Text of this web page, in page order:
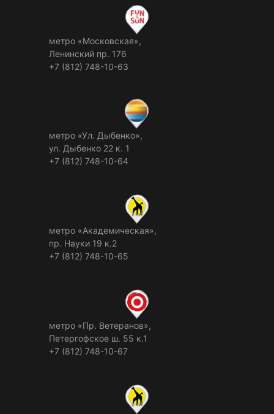
метро «Московская»,
Ленинский пр. 176
+7 (812) 748-10-63
метро «Ул. Дыбенко»,
ул. Дыбенко 22 к. 1
+7 (812) 748-10-64
метро «Академическая»,
пр. Науки 19 к.2
+7 (812) 748-10-65
метро «Пр. Ветеранов»,
Петергофское ш. 55 к.1
+7 (812) 748-10-67